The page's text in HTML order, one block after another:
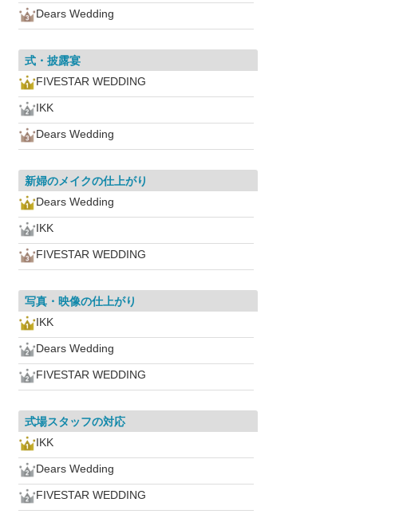
Dears Wedding
式・披露宴
FIVESTAR WEDDING
IKK
Dears Wedding
新婦のメイクの仕上がり
Dears Wedding
IKK
FIVESTAR WEDDING
写真・映像の仕上がり
IKK
Dears Wedding
FIVESTAR WEDDING
式場スタッフの対応
IKK
Dears Wedding
FIVESTAR WEDDING